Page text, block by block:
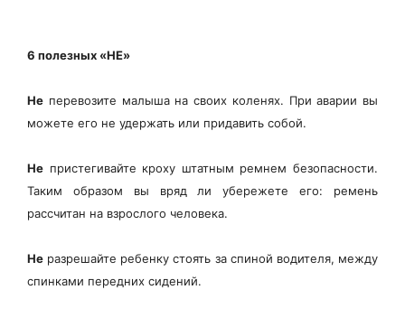
6 полезных «НЕ»
Не перевозите малыша на своих коленях. При аварии вы
можете его не удержать или придавить собой.
Не пристегивайте кроху штатным ремнем безопасности.
Таким образом вы вряд ли убережете его: ремень
рассчитан на взрослого человека.
Не разрешайте ребенку стоять за спиной водителя, между
спинками передних сидений.